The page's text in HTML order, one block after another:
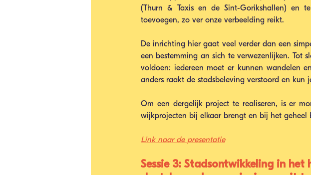
(Thurn & Taxis en de Sint-Gorikshallen) en
toevoegen, zo ver onze verbeelding reikt.
De inrichting hier gaat veel verder dan een
een bestemming an sich te verwezenlijken. Tot
voldoen: iedereen moet er kunnen wandelen
anders raakt de stadsbeleving verstoord en kun
Om een dergelijk project te realiseren, is er
wijkprojecten bij elkaar brengt en bij het geheel
Link naar de presentatie
Sessie 3: Stadsontwikkeling in